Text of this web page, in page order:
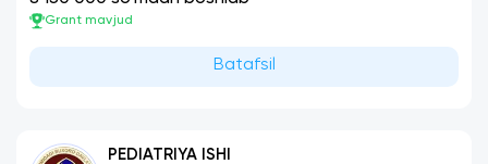
Grant mavjud
Batafsil
PEDIATRIYA ISHI